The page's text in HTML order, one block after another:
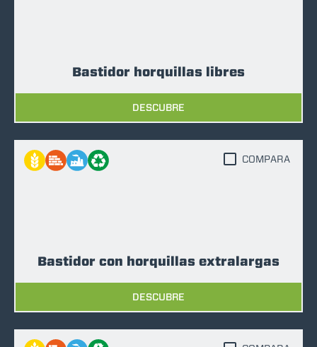
Bastidor horquillas libres
DESCUBRE
Bastidor con horquillas extralargas
DESCUBRE
COMPARA